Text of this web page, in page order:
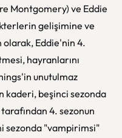
Montgomery) ve Eddie
gelişimine ve
olarak, Eddie'nin 4.
hayranlarını
unutulmaz
kaderi, beşinci sezonda
4. sezonun
sezonda "vampirimsi"